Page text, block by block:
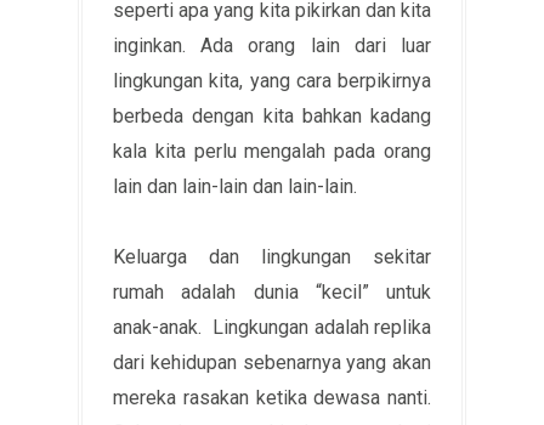
seperti apa yang kita pikirkan dan kita
inginkan. Ada orang lain dari luar
lingkungan kita, yang cara berpikirnya
berbeda dengan kita bahkan kadang
kala kita perlu mengalah pada orang
lain dan lain-lain dan lain-lain.
Keluarga dan lingkungan sekitar
rumah adalah dunia “kecil” untuk
anak-anak. Lingkungan adalah replika
dari kehidupan sebenarnya yang akan
mereka rasakan ketika dewasa nanti.